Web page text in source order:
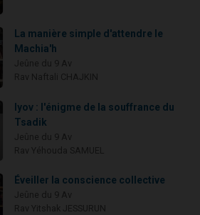
La manière simple d'attendre le
Machia'h
Iyov : l'énigme de la souffrance du
Tsadik
Éveiller la conscience collective